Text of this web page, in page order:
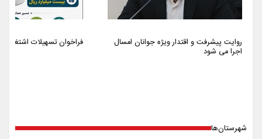
روایت پیشرفت و اقتدار ویژه جوانان امسال
اجرا می شود
فراخوان تسهیلات اشتغالزایی
شهرستان‌ها